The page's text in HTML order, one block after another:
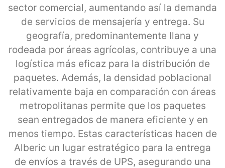
sector comercial, aumentando así la demanda
de servicios de mensajería y entrega. Su
geografía, predominantemente llana y
rodeada por áreas agrícolas, contribuye a una
logística más eficaz para la distribución de
paquetes. Además, la densidad poblacional
relativamente baja en comparación con áreas
metropolitanas permite que los paquetes
sean entregados de manera eficiente y en
menos tiempo. Estas características hacen de
Alberic un lugar estratégico para la entrega
de envíos a través de UPS, asegurando una